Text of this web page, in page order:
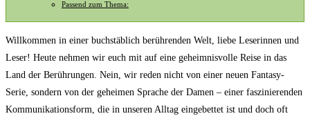
Passend zum Thema:
Willkommen in einer buchstäblich berührenden Welt, liebe Leserinnen und
Leser! Heute nehmen wir euch mit auf eine geheimnisvolle Reise in das
Land der Berührungen. Nein, wir reden nicht von einer neuen Fantasy-
Serie, sondern von der geheimen Sprache der Damen – einer faszinierenden
Kommunikationsform, die in unseren Alltag eingebettet ist und doch oft